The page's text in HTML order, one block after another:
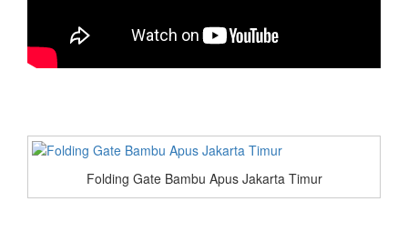
Folding Gate Bambu Apus Jakarta Timur